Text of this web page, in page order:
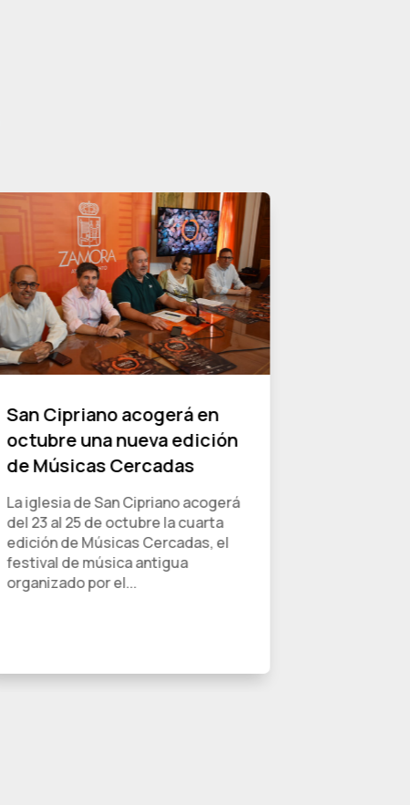
San Cipriano acogerá en
octubre una nueva edición
de Músicas Cercadas
La iglesia de San Cipriano acogerá
del 23 al 25 de octubre la cuarta
edición de Músicas Cercadas, el
festival de música antigua
organizado por el...